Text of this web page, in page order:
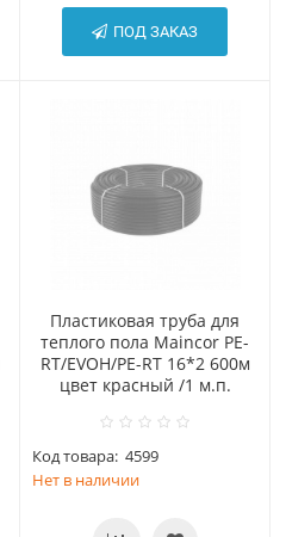
ПОД ЗАКАЗ
Пластиковая труба для
теплого пола Maincor PE-
RT/EVOH/PE-RT 16*2 600м
цвет красный /1 м.п.
Код товара: 4599
Нет в наличии